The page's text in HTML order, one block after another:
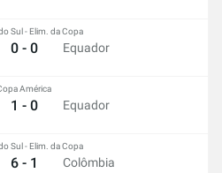
Sul - Elim. da Copa
0 - 0 Equador
América
1 - 0 Equador
Sul - Elim. da Copa
6 - 1 Colômbia